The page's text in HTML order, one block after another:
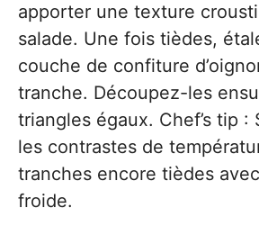
apporter une texture
salade. Une fois tièdes,
couche de confiture
tranche. Découpez-les
triangles égaux. Chef’s tip :
les contrastes de
tranches encore tièdes
froide.